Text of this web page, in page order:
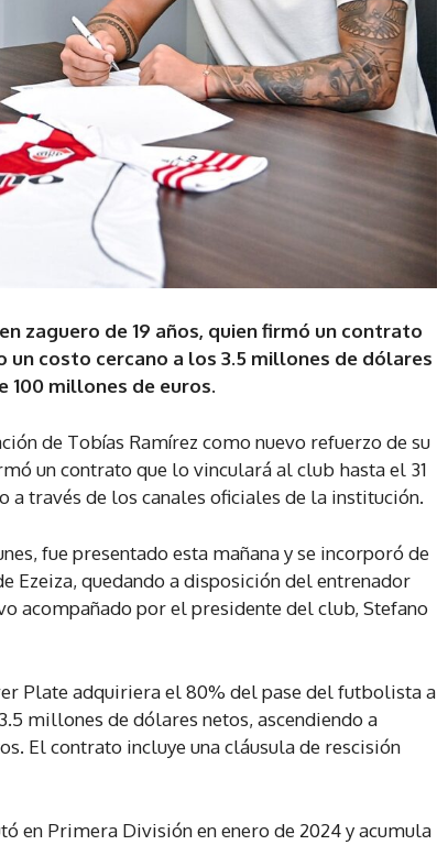
zaguero de 19 años, quien firmó un contrato
un costo cercano a los 3.5 millones de dólares
100 millones de euros.
de Tobías Ramírez como nuevo refuerzo de su
un contrato que lo vinculará al club hasta el 31
a través de los canales oficiales de la institución.
fue presentado esta mañana y se incorporó de
Ezeiza, quedando a disposición del entrenador
acompañado por el presidente del club, Stefano
Plate adquiriera el 80% del pase del futbolista a
millones de dólares netos, ascendiendo a
El contrato incluye una cláusula de rescisión
en Primera División en enero de 2024 y acumula